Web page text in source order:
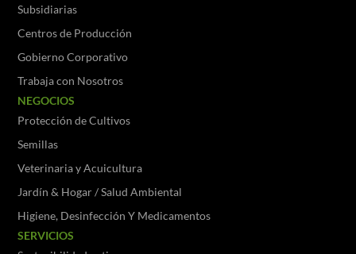
Subsidiarias
Centros de Producción
Gobierno Corporativo
Trabaja con Nosotros
NEGOCIOS
Protección de Cultivos
Semillas
Veterinaria y Acuicultura
Jardín & Hogar / Salud Ambiental
Higiene, Desinfección Y Medicamentos
SERVICIOS